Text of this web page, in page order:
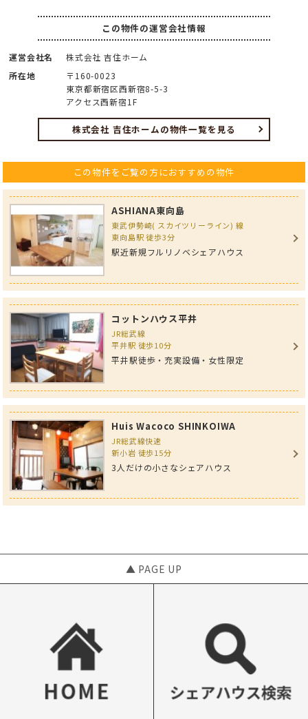
この物件の運営会社情報
運営会社名
株式会社 吉住ホーム
所在地
〒160-0023
東京都新宿区西新宿8-5-3
アクセス西新宿1F
株式会社 吉住ホームの物件一覧を見る
この物件をご覧の方におすすめの物件
ASHIANA東向島
東武伊勢崎( スカイツリーライン) 線
東向島駅 徒歩3分
駅近新規フルリノベシェアハウス
コットンハウス平井
JR総武線
平井駅 徒歩10分
平井駅徒歩・充実設備・女性限定
Huis Wacoco SHINKOIWA
JR総武線快速
新小岩 徒歩15分
3人だけの小さなシェアハウス
▲ PAGE UP